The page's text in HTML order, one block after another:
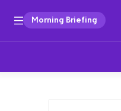
Morning Briefing